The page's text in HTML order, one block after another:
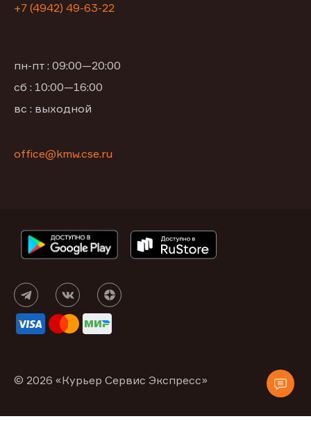
+7 (4942) 49-63-22
пн-пт : 09:00—20:00
сб : 10:00—16:00
вс : выходной
office@kmw.cse.ru
© 2026 «Курьер Сервис Экспресс»